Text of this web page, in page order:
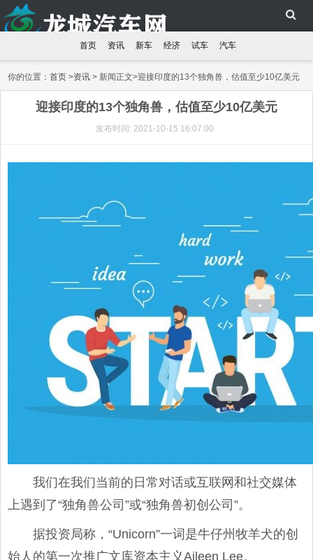
首页 资讯 新车 经济 试车 汽车
你的位置：首页 >资讯 > 新闻正文>迎接印度的13个独角兽，估值至少10亿美元
迎接印度的13个独角兽，估值至少10亿美元
发布时间: 2021-10-15 16:07:00
我们在我们当前的日常对话或互联网和社交媒体
上遇到了“独角兽公司”或“独角兽初创公司”。
据投资局称，“Unicorn”一词是牛仔州牧羊犬的创
始人的第一次推广文库资本主义Aileen Lee。